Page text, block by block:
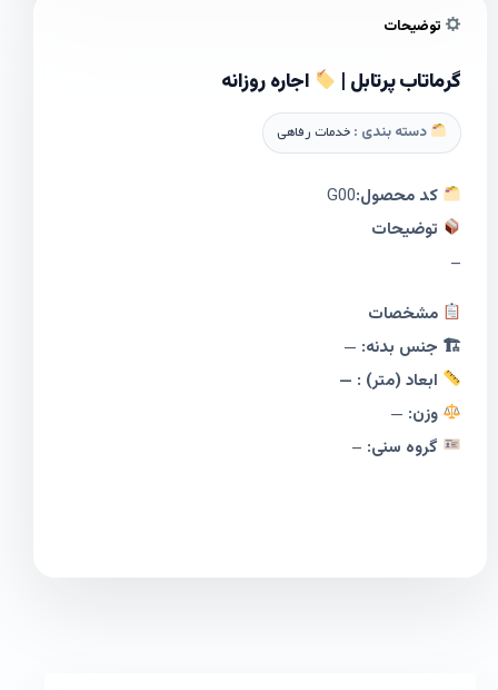
توضیحات
گرماتاب پرتابل | اجاره روزانه
دسته بندی : خدمات رفاهی
کد محصول:G00
توضیحات
–
مشخصات
🏗 جنس بدنه: —
ابعاد (متر) : —
وزن: —
گروه سنی: –